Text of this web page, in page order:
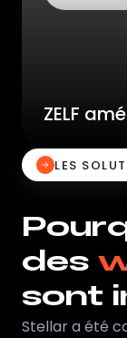
ZELF
LES
des
sont
Stellar a été